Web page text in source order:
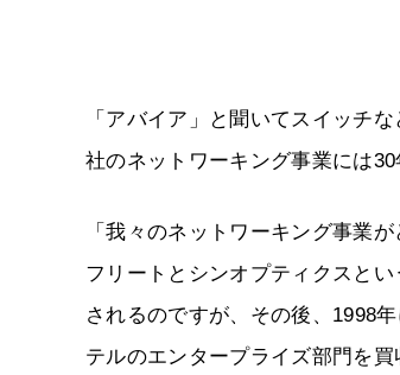
「アバイア」と聞いてスイッチ
社のネットワーキング事業には
「我々のネットワーキング事業
フリートとシンオプティクスと
されるのですが、その後、1998
テルのエンタープライズ部門を